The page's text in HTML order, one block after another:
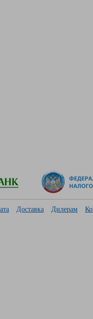
Доставка Дилерам